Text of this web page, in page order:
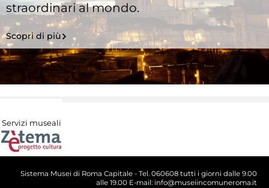
straordinari al mondo.
Scopri di più
Servizi museali
Sistema Musei di Roma Capitale - Tel. 060608 tutti i giorni dalle 9.00
alle 19.00 E-mail: info@museiincomuneroma.it